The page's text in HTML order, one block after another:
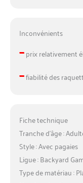
Inconvénients
–prix relativement
–fiabilité des
Fiche technique
Tranche d’âge :
Style : Avec pagaies
Ligue : Backyard
Type de matériau :